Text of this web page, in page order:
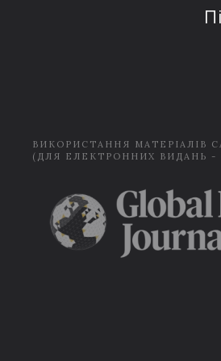
ВИКОРИСТАННЯ МАТЕРІАЛІВ
(ДЛЯ ЕЛЕКТРОННИХ ВИДАНЬ -